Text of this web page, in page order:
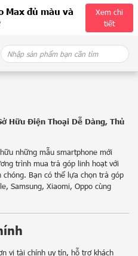
Max đủ màu và
Xem chi
tiết
Search
for:
Hữu Điện Thoại Dễ Dàng, Thủ
những mẫu smartphone mới
trình mua trả góp linh hoạt với
Bạn có thể lựa chọn trả góp
Samsung, Xiaomi, Oppo cùng
vị tài chính uy tín, hỗ trợ khách